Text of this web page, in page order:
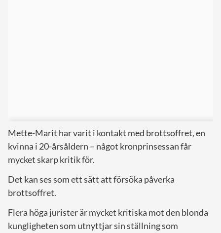
Mette-Marit har varit i kontakt med brottsoffret, en
kvinna i 20-årsåldern – något kronprinsessan får
mycket skarp kritik för.
Det kan ses som ett sätt att försöka påverka
brottsoffret.
Flera höga jurister är mycket kritiska mot den blonda
kungligheten som utnyttjar sin ställning som